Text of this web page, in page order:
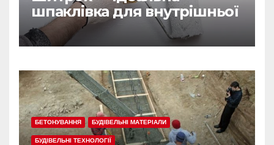
шпаклівка для внутрішньої
обробки
БЕТОНУВАННЯ БУДІВЕЛЬНІ МАТЕРІАЛИ
БУДІВЕЛЬНІ ТЕХНОЛОГІЇ